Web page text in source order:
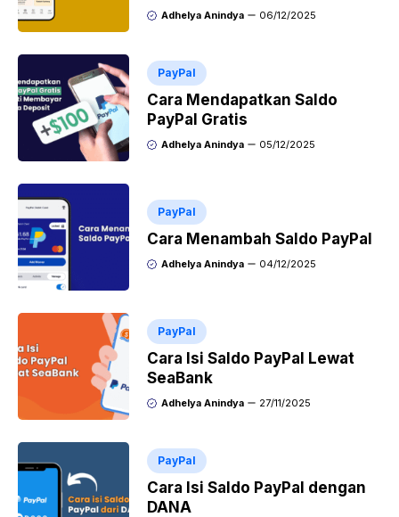
Adhelya Anindya 06/12/2025
PayPal
Cara Mendapatkan Saldo
PayPal Gratis
Adhelya Anindya 05/12/2025
PayPal
Cara Menambah Saldo PayPal
Adhelya Anindya 04/12/2025
PayPal
Cara Isi Saldo PayPal Lewat
SeaBank
Adhelya Anindya 27/11/2025
PayPal
Cara Isi Saldo PayPal dengan
DANA